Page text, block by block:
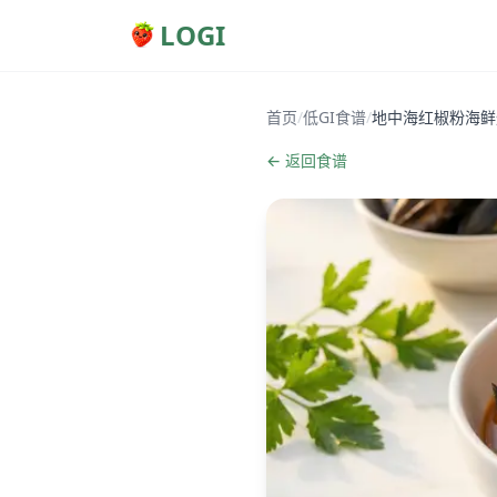
LOGI
首页/低GI食谱/地中海红椒粉海
← 返回食谱